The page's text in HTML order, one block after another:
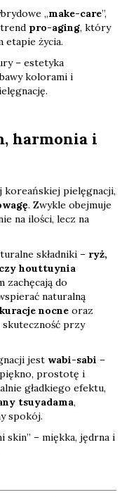
„make-care”,
pro-aging, który
etapie życia.
– estetyka
kolorami i
harmonia i
pielęgnacji,
. Zwykle obejmuje
na ilości, lecz na
składniki – ryż,
houttuynia
zachęcają do
naturalną
kuracje nocne oraz
skuteczność przy
jest wabi-sabi –
prostotę i
gładkiego efektu,
tsuyadama,
spokój.
skin” – miękka, jędrna i